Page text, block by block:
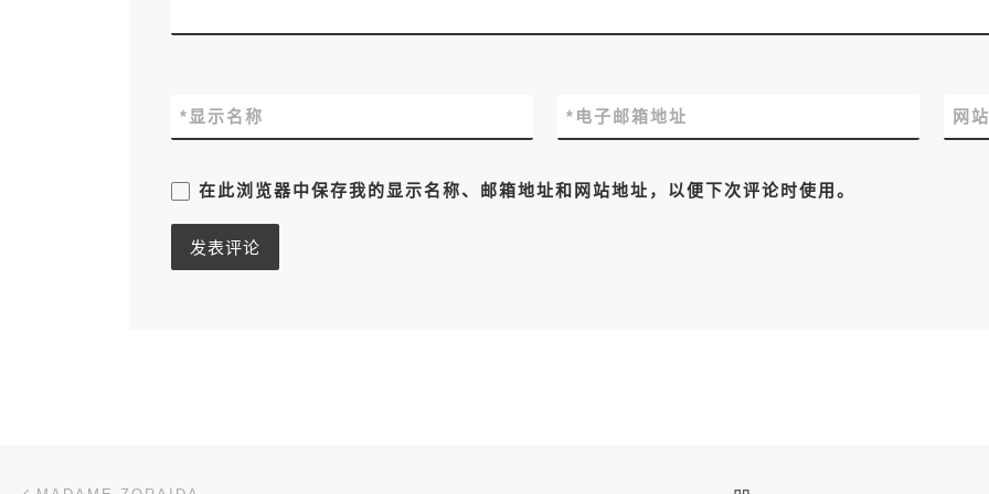
显示名称
* 电子邮箱地址
* 网
在此浏览器中保存我的显示名称、邮箱地址和网站地址，以便下次评论时使用。
文章导航